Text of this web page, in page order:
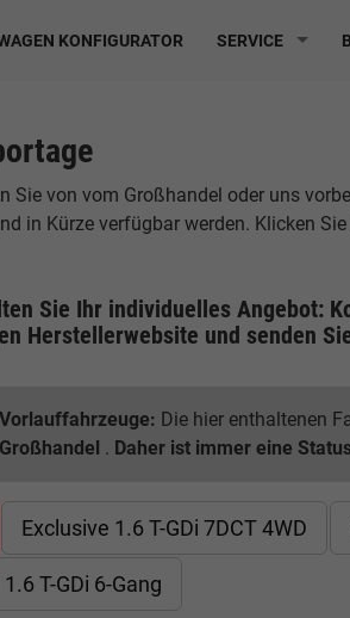
KONFIGURATOR SERVICE
Sie von vom Großhandel oder uns
in Kürze verfügbar werden. Klicken
Sie Ihr individuelles Angebot:
Herstellerwebsite und senden
Vorlauffahrzeuge: Die hier enthaltenen
Großhandel . Daher ist immer eine
Exclusive 1.6 T-GDi 7DCT 4WD
T-GDi 6-Gang